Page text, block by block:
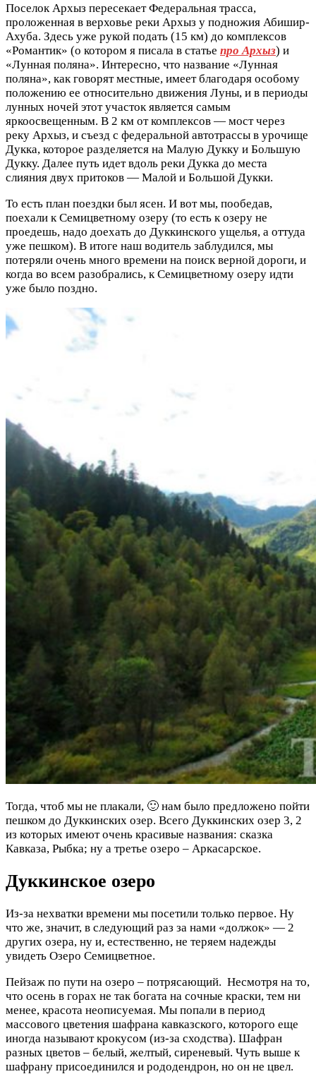
Поселок Архыз пересекает Федеральная трасса,
проложенная в верховье реки Архыз у подножия Абишир-
Ахуба. Здесь уже рукой подать (15 км) до комплексов
«Романтик» (о котором я писала в статье про Архыз) и
«Лунная поляна». Интересно, что название «Лунная
поляна», как говорят местные, имеет благодаря особому
положению ее относительно движения Луны, и в периоды
лунных ночей этот участок является самым
яркоосвещенным. В 2 км от комплексов — мост через
реку Архыз, и съезд с федеральной автотрассы в урочище
Дукка, которое разделяется на Малую Дукку и Большую
Дукку. Далее путь идет вдоль реки Дукка до места
слияния двух притоков — Малой и Большой Дукки.
То есть план поездки был ясен. И вот мы, пообедав,
поехали к Семицветному озеру (то есть к озеру не
проедешь, надо доехать до Дуккинского ущелья, а оттуда
уже пешком). В итоге наш водитель заблудился, мы
потеряли очень много времени на поиск верной дороги, и
когда во всем разобрались, к Семицветному озеру идти
уже было поздно.
Тогда, чтоб мы не плакали, 🙂 нам было предложено пойти
пешком до Дуккинских озер. Всего Дуккинских озер 3, 2
из которых имеют очень красивые названия: сказка
Кавказа, Рыбка; ну а третье озеро – Аркасарское.
Дуккинское озеро
Из-за нехватки времени мы посетили только первое. Ну
что же, значит, в следующий раз за нами «должок» — 2
других озера, ну и, естественно, не теряем надежды
увидеть Озеро Семицветное.
Пейзаж по пути на озеро – потрясающий. Несмотря на то,
что осень в горах не так богата на сочные краски, тем ни
менее, красота неописуемая. Мы попали в период
массового цветения шафрана кавказского, которого еще
иногда называют крокусом (из-за сходства). Шафран
разных цветов – белый, желтый, сиреневый. Чуть выше к
шафрану присоединился и рододендрон, но он не цвел.